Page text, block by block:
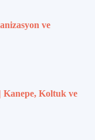
ve
Kanepe, Koltuk ve